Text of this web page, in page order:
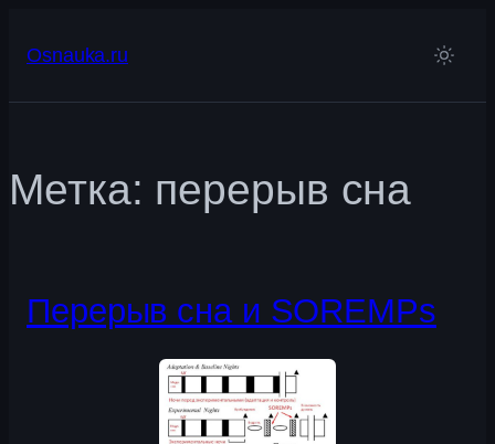
Osnauka.ru
Метка: перерыв сна
Перерыв сна и SOREMPs